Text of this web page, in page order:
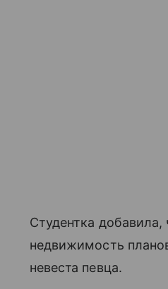
Студентка
недвижимость
невеста певца.